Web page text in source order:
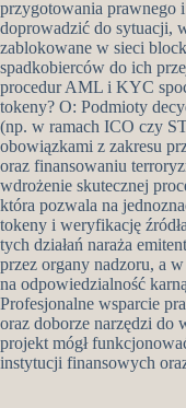
przygotowania prawnego
doprowadzić do sytuacji,
zablokowane w sieci
spadkobierców do ich
procedur AML i KYC
tokeny? O: Podmioty
(np. w ramach ICO czy
obowiązkami z zakresu
oraz finansowaniu
wdrożenie skutecznej
która pozwala na
tokeny i weryfikację
tych działań naraża
przez organy nadzoru, a
na odpowiedzialność
Profesjonalne wsparcie
oraz doborze narzędzi do
projekt mógł
instytucji finansowych